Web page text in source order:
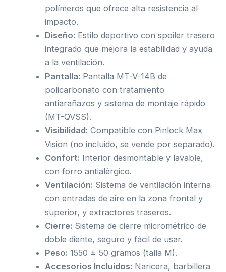
polímeros que ofrece alta resistencia al
impacto.
Diseño: Estilo deportivo con spoiler trasero
integrado que mejora la estabilidad y ayuda
a la ventilación.
Pantalla: Pantalla MT-V-14B de
policarbonato con tratamiento
antiarañazos y sistema de montaje rápido
(MT-QVSS).
Visibilidad: Compatible con Pinlock Max
Vision (no incluido, se vende por separado).
Confort: Interior desmontable y lavable,
con forro antialérgico.
Ventilación: Sistema de ventilación interna
con entradas de aire en la zona frontal y
superior, y extractores traseros.
Cierre: Sistema de cierre micrométrico de
doble diente, seguro y fácil de usar.
Peso: 1550 ± 50 gramos (talla M).
Accesorios Incluidos: Naricera, barbillera